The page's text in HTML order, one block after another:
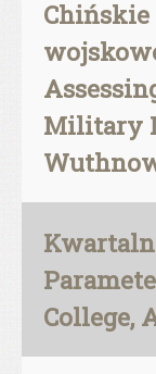
Military
College,